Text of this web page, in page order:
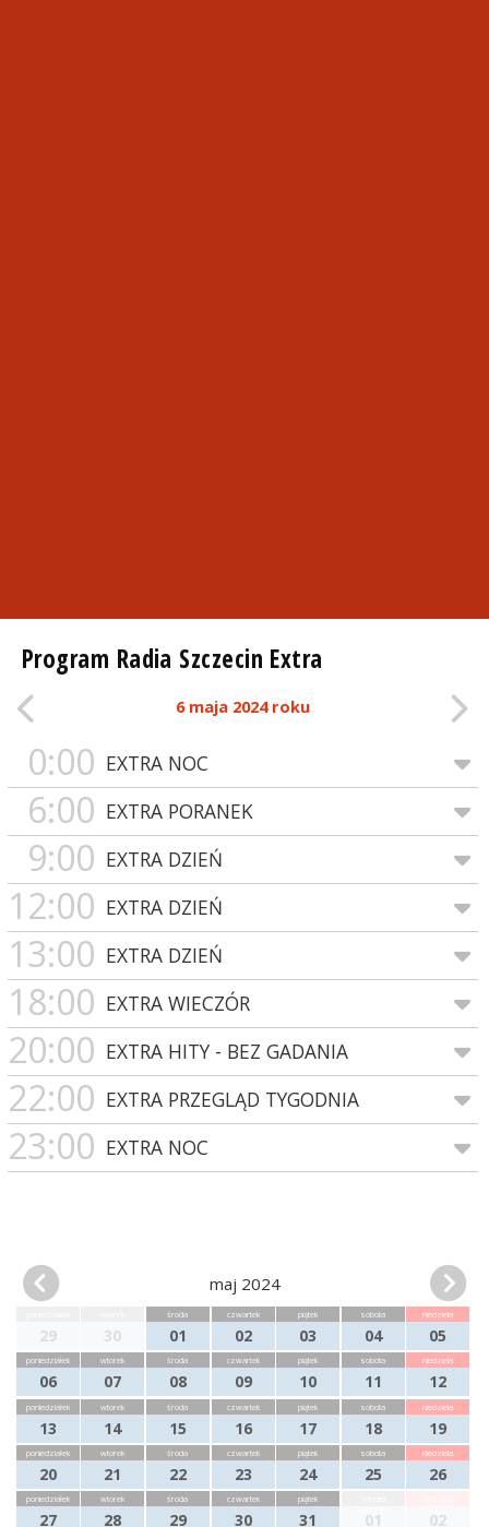
Program Radia Szczecin Extra
6 maja 2024 roku
0:00 EXTRA NOC
6:00 EXTRA PORANEK
9:00 EXTRA DZIEŃ
12:00 EXTRA DZIEŃ
13:00 EXTRA DZIEŃ
18:00 EXTRA WIECZÓR
20:00 EXTRA HITY - BEZ GADANIA
22:00 EXTRA PRZEGLĄD TYGODNIA
23:00 EXTRA NOC
maj 2024
29 30
środa
01
czwartek
02
piątek
03
sobota
04
niedziela
05
poniedziałek
06
wtorek
07
środa
08
czwartek
09
piątek
10
sobota
11
niedziela
12
poniedziałek
13
wtorek
14
środa
15
czwartek
16
piątek
17
sobota
18
niedziela
19
poniedziałek
20
wtorek
21
środa
22
czwartek
23
piątek
24
sobota
25
niedziela
26
poniedziałek
27
wtorek
28
środa
29
czwartek
30
piątek
31 01 02